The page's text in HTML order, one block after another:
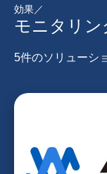
効果／
モニタリン
5件のソリューシ